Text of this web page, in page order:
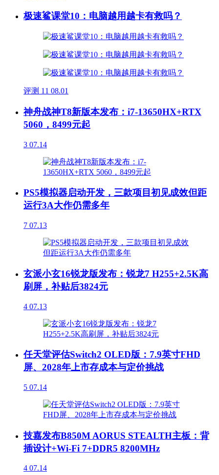
极速鲨课堂10：电脑越用越卡有救吗？
评测 11 08.01
神舟战神T8新版本发布：i7-13650HX+RTX
5060，8499元起
3 07.14
PS5模拟器启动开发，三款项目初见成效但距
运行3A大作仍需多年
7 07.13
玄派小玄16锐龙版发布：锐龙7 H255+2.5K高
刷屏，补贴后3824元
4 07.13
任天堂评估Switch2 OLED版：7.9英寸FHD
屏、2028年上市存成本与定价挑战
5 07.14
技嘉发布B850M AORUS STEALTH主板：背
插设计+Wi-Fi 7+DDR5 8200MHz
4 07.14